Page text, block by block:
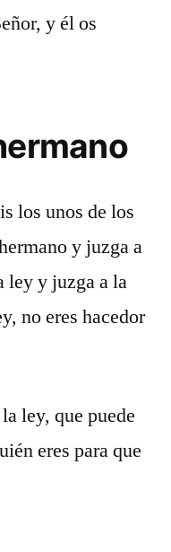
y él os
los unos de los
y juzga a
ley y juzga a la
no eres hacedor
ley, que puede
eres para que